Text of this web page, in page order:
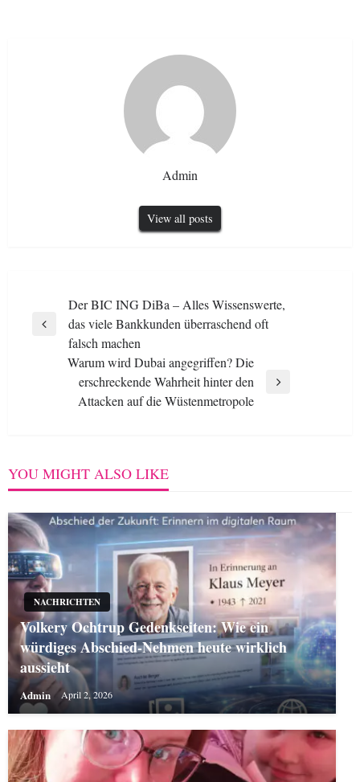
Admin
View all posts
navigation
Previous
Der BIC ING DiBa – Alles Wissenswerte,
das viele Bankkunden überraschend oft
falsch machen
Warum wird Dubai angegriffen? Die
erschreckende Wahrheit hinter den
Attacken auf die Wüstenmetropole
YOU MIGHT ALSO LIKE
NACHRICHTEN
Volkery Ochtrup Gedenkseiten: Wie ein
würdiges Abschied-Nehmen heute wirklich
aussieht
Admin April 2, 2026